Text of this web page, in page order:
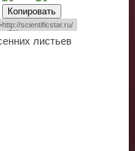
Копировать